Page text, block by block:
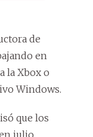
de
en
la Xbox o
Windows.
que los
julio